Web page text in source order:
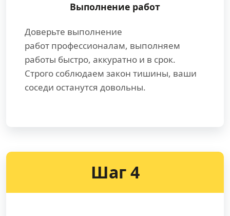
Выполнение работ
Доверьте выполнение
работ профессионалам, выполняем
работы быстро, аккуратно и в срок.
Строго соблюдаем закон тишины, ваши
соседи останутся довольны.
Шаг 4